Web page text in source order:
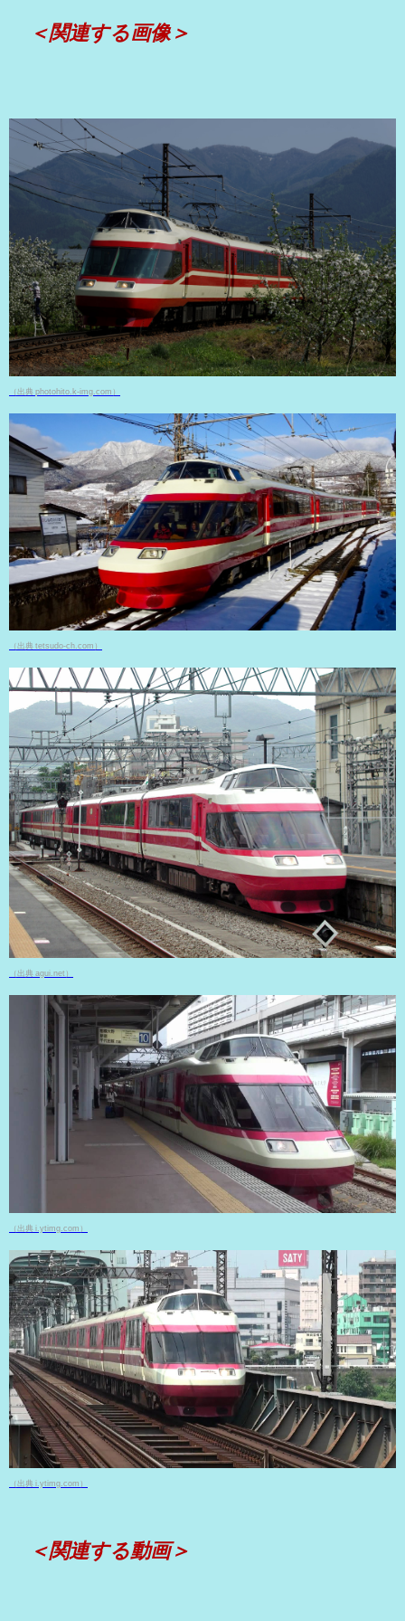
＜関連する画像＞
（出典 photohito.k-img.com）
（出典 tetsudo-ch.com）
（出典 agui.net）
（出典 i.ytimg.com）
（出典 i.ytimg.com）
＜関連する動画＞